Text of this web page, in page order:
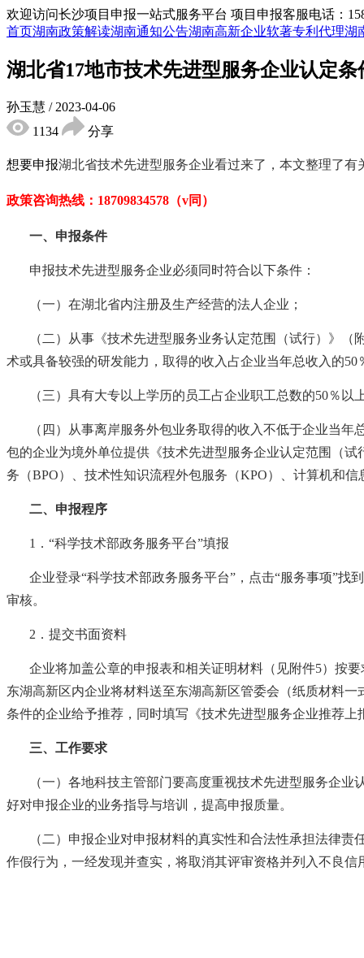
欢迎访问长沙项目申报一站式服务平台 项目申报客服电话：
首页湖南政策解读湖南通知公告湖南高新企业软著专利代理湖
湖北省17地市技术先进型服务企业认定
孙玉慧 / 2023-04-06
1134
分享
想要申报湖北省技术先进型服务企业看过来了，本文整理了有
政策咨询热线： 18709834578（v同）
一、申报条件
申报技术先进型服务企业必须同时符合以下条件：
（一）在湖北省内注册及生产经营的法人企业；
（二）从事《技术先进型服务业务认定范围（试行）》（
术或具备较强的研发能力，取得的收入占企业当年总收入的50
（三）具有大专以上学历的员工占企业职工总数的50％以
（四）从事离岸服务外包业务取得的收入不低于企业当年
包的企业为境外单位提供《技术先进型服务企业认定范围（
务（BPO）、技术性知识流程外包服务（KPO）、计算机和
二、申报程序
1．“科学技术部政务服务平台”填报
企业登录“科学技术部政务服务平台”，点击“服务事项”找
审核。
2．提交书面资料
企业将加盖公章的申报表和相关证明材料（见附件5）按
东湖高新区内企业将材料送至东湖高新区管委会（纸质材料
条件的企业给予推荐，同时填写《技术先进型服务企业推荐
三、工作要求
（一）各地科技主管部门要高度重视技术先进型服务企
好对申报企业的业务指导与培训，提高申报质量。
（二）申报企业对申报材料的真实性和合法性承担法律
作假行为，一经发现并查实，将取消其评审资格并列入不良信